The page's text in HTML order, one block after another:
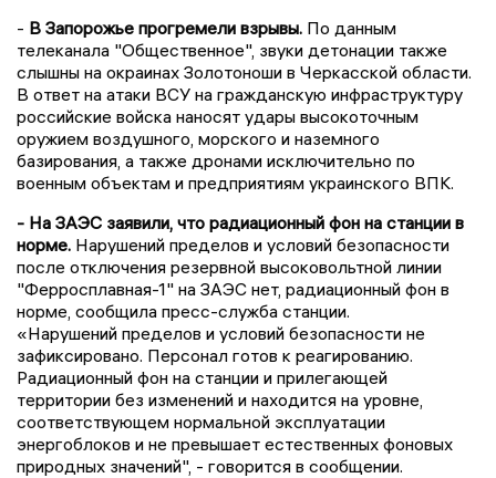
- В Запорожье прогремели взрывы. По данным
телеканала "Общественное", звуки детонации также
слышны на окраинах Золотоноши в Черкасской области.
В ответ на атаки ВСУ на гражданскую инфраструктуру
российские войска наносят удары высокоточным
оружием воздушного, морского и наземного
базирования, а также дронами исключительно по
военным объектам и предприятиям украинского ВПК.
- На ЗАЭС заявили, что радиационный фон на станции в
норме. Нарушений пределов и условий безопасности
после отключения резервной высоковольтной линии
"Ферросплавная-1" на ЗАЭС нет, радиационный фон в
норме, сообщила пресс-служба станции.
«Нарушений пределов и условий безопасности не
зафиксировано. Персонал готов к реагированию.
Радиационный фон на станции и прилегающей
территории без изменений и находится на уровне,
соответствующем нормальной эксплуатации
энергоблоков и не превышает естественных фоновых
природных значений", - говорится в сообщении.